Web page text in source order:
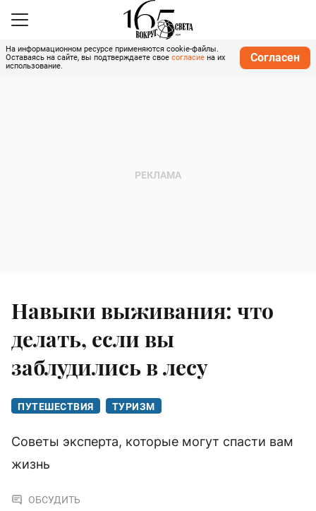
На информационном ресурсе применяются cookie-файлы.
Оставаясь на сайте, вы подтверждаете свое согласие на их
использование.
Согласен
Навыки выживания: что
делать, если вы
заблудились в лесу
ПУТЕШЕСТВИЯ ТУРИЗМ
Советы эксперта, которые могут спасти вам
жизнь
ОБСУДИТЬ